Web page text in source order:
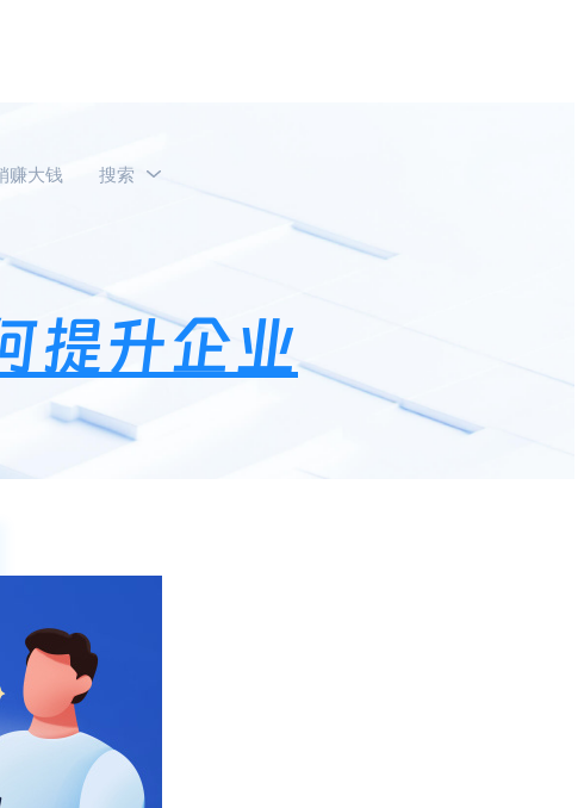
赚大钱 搜索
活跃度？
提升企业